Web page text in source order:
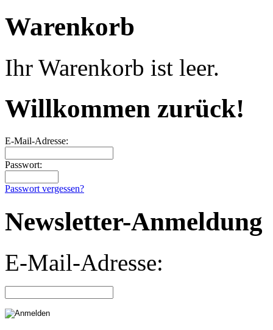
Warenkorb
Ihr Warenkorb ist leer.
Willkommen zurück!
E-Mail-Adresse:
Passwort:
Passwort vergessen?
Newsletter-Anmeldung
E-Mail-Adresse: